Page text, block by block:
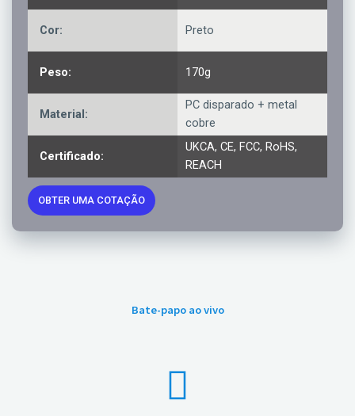
Cor: Preto
Peso: 170g
Material:
PC disparado + metal
cobre
Certificado:
UKCA, CE, FCC, RoHS,
REACH
OBTER UMA COTAÇÃO
Bate-papo ao vivo